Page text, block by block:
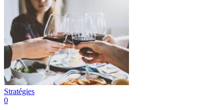
Stratégies
0